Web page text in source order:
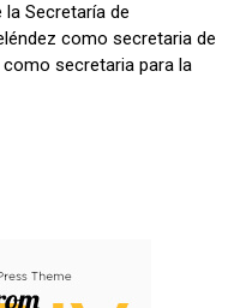
la Secretaría de
como secretaria de
secretaria para la